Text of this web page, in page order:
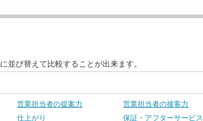
並び替えて比較することが出来ます。
営業担当者の提案力
営業担当者の接客力
仕上がり
保証・アフターサービス